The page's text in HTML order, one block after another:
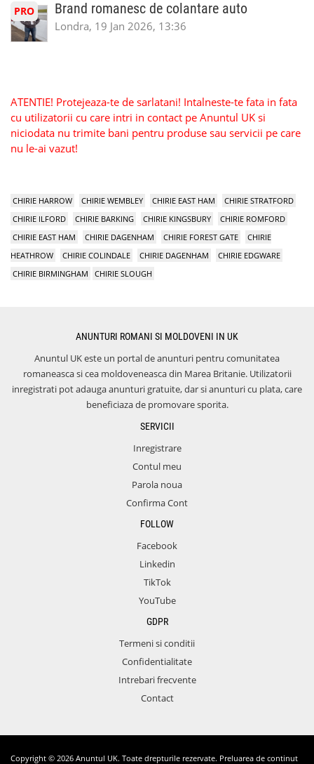
PRO Brand romanesc de colantare auto
Londra, 19 Jan 2026, 13:36
ATENTIE! Protejeaza-te de sarlatani! Intalneste-te fata in fata
cu utilizatorii cu care intri in contact pe Anuntul UK si
niciodata nu trimite bani pentru produse sau servicii pe care
nu le-ai vazut!
CHIRIE HARROW CHIRIE WEMBLEY CHIRIE EAST HAM
CHIRIE STRATFORD
CHIRIE ILFORD
CHIRIE BARKING CHIRIE KINGSBURY
CHIRIE ROMFORD
CHIRIE EAST HAM
CHIRIE DAGENHAM CHIRIE FOREST GATE
CHIRIE
HEATHROW
CHIRIE COLINDALE CHIRIE DAGENHAM
CHIRIE EDGWARE
CHIRIE BIRMINGHAM
CHIRIE SLOUGH
ANUNTURI ROMANI SI MOLDOVENI IN UK
Anuntul UK este un portal de anunturi pentru comunitatea
romaneasca si cea moldoveneasca din Marea Britanie. Utilizatorii
inregistrati pot adauga anunturi gratuite, dar si anunturi cu plata, care
beneficiaza de promovare sporita.
SERVICII
Inregistrare
Contul meu
Parola noua
Confirma Cont
FOLLOW
Facebook
Linkedin
TikTok
YouTube
GDPR
Termeni si conditii
Confidentialitate
Intrebari frecvente
Contact
Copyright © 2026 Anuntul UK. Toate drepturile rezervate. Preluarea de continut